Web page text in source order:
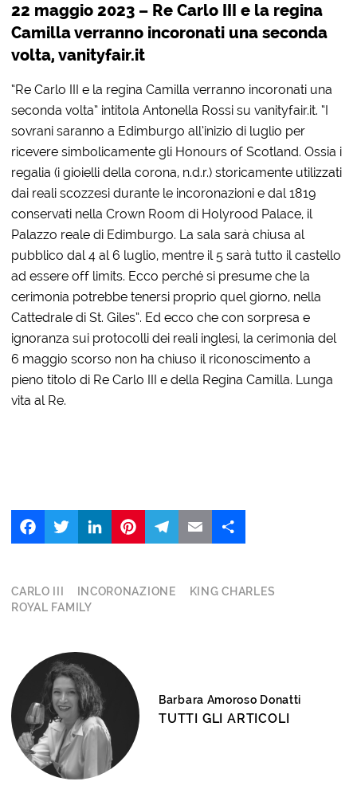
22 maggio 2023 – Re Carlo III e la regina
Camilla verranno incoronati una seconda
volta, vanityfair.it
“Re Carlo III e la regina Camilla verranno incoronati una
seconda volta” intitola Antonella Rossi su vanityfair.it. “I
sovrani saranno a Edimburgo all’inizio di luglio per
ricevere simbolicamente gli Honours of Scotland. Ossia i
regalia (i gioielli della corona, n.d.r.) storicamente utilizzati
dai reali scozzesi durante le incoronazioni e dal 1819
conservati nella Crown Room di Holyrood Palace, il
Palazzo reale di Edimburgo. La sala sarà chiusa al
pubblico dal 4 al 6 luglio, mentre il 5 sarà tutto il castello
ad essere off limits. Ecco perché si presume che la
cerimonia potrebbe tenersi proprio quel giorno, nella
Cattedrale di St. Giles”. Ed ecco che con sorpresa e
ignoranza sui protocolli dei reali inglesi, la cerimonia del
6 maggio scorso non ha chiuso il riconoscimento a
pieno titolo di Re Carlo III e della Regina Camilla. Lunga
vita al Re.
LinkedIn
CARLO III INCORONAZIONE
KING CHARLES
ROYAL FAMILY
Barbara Amoroso Donatti
TUTTI GLI ARTICOLI